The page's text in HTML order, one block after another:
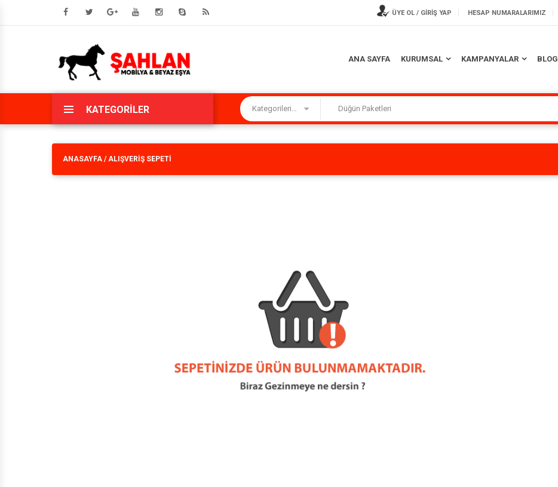
HAKKIMIZDA
ÜYE OL / GİRİŞ YAP HESAP NUMARALARIMIZ
ANA SAYFA KURUMSAL KAMPANYALAR BLOG
KATEGORİLER Kategorilerimiz
ANASAYFA /ALIŞVERİŞ SEPETİ